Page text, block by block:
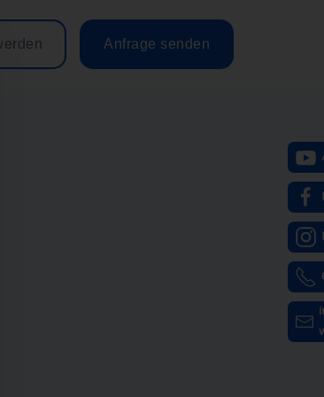
Anfrage senden
Button wird der Dialog geschlossen. Seine Funktionalität ist
kann. Die erste Service-Gruppe ist